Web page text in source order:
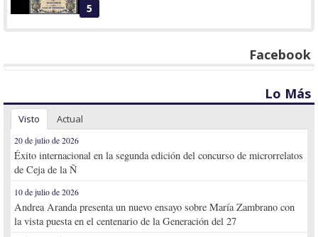
5
Facebook
Lo Más
Visto Actual
20 de julio de 2026
Éxito internacional en la segunda edición del concurso de microrrelatos
de Ceja de la Ñ
10 de julio de 2026
Andrea Aranda presenta un nuevo ensayo sobre María Zambrano con
la vista puesta en el centenario de la Generación del 27